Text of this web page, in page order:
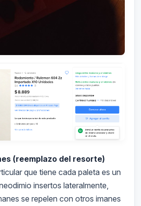
(reemplazo del resorte)
que tiene cada paleta es un
insertos lateralmente,
se repelen con otros imanes